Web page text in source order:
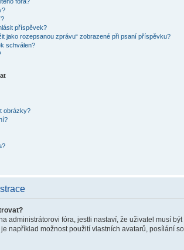
příspěvek?
jako rozepsanou zprávu“ zobrazené při psaní příspěvku?
schválen?
obrázky?
administrátorovi fóra, jestli nastaví, že uživatel musí
například možnost použití vlastních avatarů, posílání